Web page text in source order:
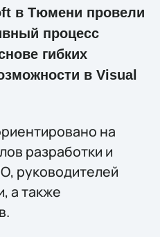
в Тюмени провели
процесс
гибких
в Visual
на
разработки и
руководителей
а также